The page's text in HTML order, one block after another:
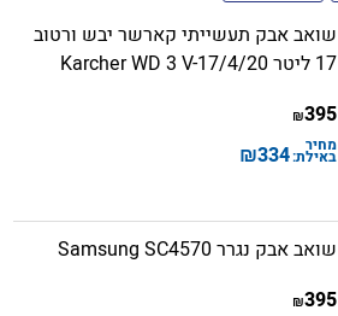
שואב אבק תעשייתי קארשר יבש ורטוב
17 ליטר Karcher WD 3 V-17/4/20
395
₪
מחיר
באילת:334
₪
שואב אבק נגרר Samsung SC4570
395
₪